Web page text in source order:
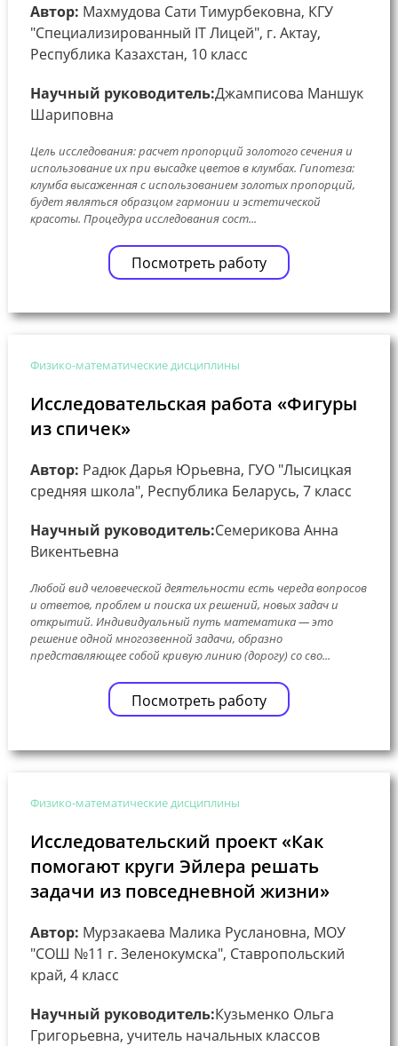
Автор: Махмудова Сати Тимурбековна, КГУ
"Специализированный IT Лицей", г. Актау,
Республика Казахстан, 10 класс
Научный руководитель:Джамписова Маншук
Шариповна
Цель исследования: расчет пропорций золотого сечения и
использование их при высадке цветов в клумбах. Гипотеза:
клумба высаженная с использованием золотых пропорций,
будет являться образцом гармонии и эстетической
красоты. Процедура исследования сост...
Посмотреть работу
Физико-математические дисциплины
Исследовательская работа «Фигуры
из спичек»
Автор: Радюк Дарья Юрьевна, ГУО "Лысицкая
средняя школа", Республика Беларусь, 7 класс
Научный руководитель:Семерикова Анна
Викентьевна
Любой вид человеческой деятельности есть череда вопросов
и ответов, проблем и поиска их решений, новых задач и
открытий. Индивидуальный путь математика — это
решение одной многозвенной задачи, образно
представляющее собой кривую линию (дорогу) со сво...
Посмотреть работу
Физико-математические дисциплины
Исследовательский проект «Как
помогают круги Эйлера решать
задачи из повседневной жизни»
Автор: Мурзакаева Малика Руслановна, МОУ
"СОШ №11 г. Зеленокумска", Ставропольский
край, 4 класс
Научный руководитель:Кузьменко Ольга
Григорьевна, учитель начальных классов